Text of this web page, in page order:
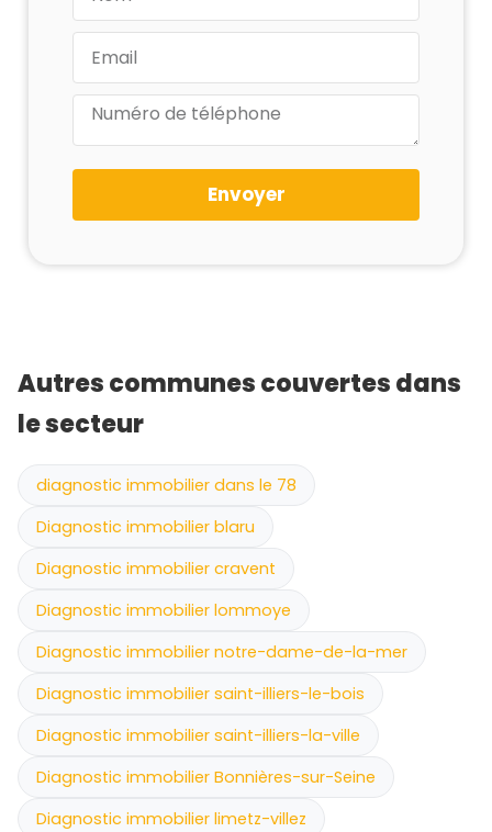
Envoyer
Autres communes couvertes dans
le secteur
diagnostic immobilier dans le 78
Diagnostic immobilier blaru
Diagnostic immobilier cravent
Diagnostic immobilier lommoye
Diagnostic immobilier notre-dame-de-la-mer
Diagnostic immobilier saint-illiers-le-bois
Diagnostic immobilier saint-illiers-la-ville
Diagnostic immobilier Bonnières-sur-Seine
Diagnostic immobilier limetz-villez